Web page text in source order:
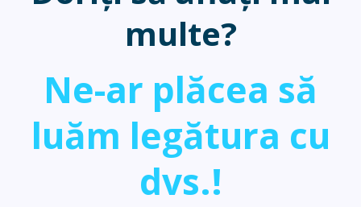
multe?
Ne-ar plăcea să
luăm legătura cu
dvs.!